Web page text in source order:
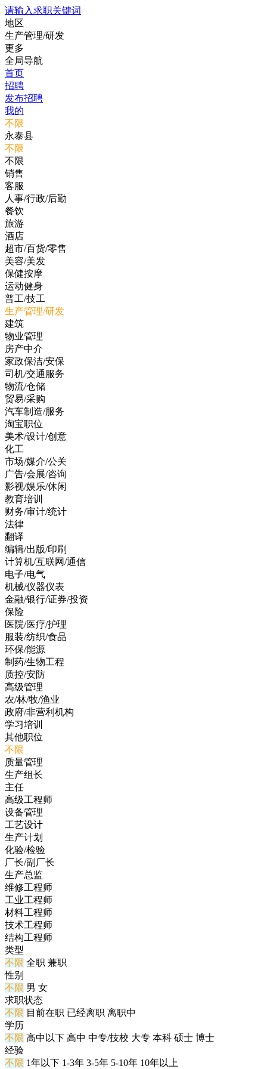
请输入求职关键词
地区
生产管理/研发
更多
全局导航
首页
招聘
发布招聘
我的
不限
永泰县
不限
不限
销售
客服
人事/行政/后勤
餐饮
旅游
酒店
超市/百货/零售
美容/美发
保健按摩
运动健身
普工/技工
生产管理/研发
建筑
物业管理
房产中介
家政保洁/安保
司机/交通服务
物流/仓储
贸易/采购
汽车制造/服务
淘宝职位
美术/设计/创意
化工
市场/媒介/公关
广告/会展/咨询
影视/娱乐/休闲
教育培训
财务/审计/统计
法律
翻译
编辑/出版/印刷
计算机/互联网/通信
电子/电气
机械/仪器仪表
金融/银行/证券/投资
保险
医院/医疗/护理
服装/纺织/食品
环保/能源
制药/生物工程
质控/安防
高级管理
农/林/牧/渔业
政府/非营利机构
学习培训
其他职位
不限
质量管理
生产组长
主任
高级工程师
设备管理
工艺设计
生产计划
化验/检验
厂长/副厂长
生产总监
维修工程师
工业工程师
材料工程师
技术工程师
结构工程师
类型
不限 全职 兼职
性别
不限 男 女
求职状态
不限 目前在职 已经离职 离职中
学历
不限 高中以下 高中 中专/技校 大专 本科 硕士 博士
经验
不限 1年以下 1-3年 3-5年 5-10年 10年以上